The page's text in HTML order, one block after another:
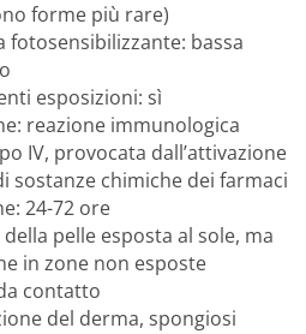
forme più rare)
fotosensibilizzante: bassa
esposizioni: sì
reazione immunologica
IV, provocata dall’attivazione
sostanze chimiche dei farmaci
24-72 ore
pelle esposta al sole, ma
in zone non esposte
contatto
del derma, spongiosi